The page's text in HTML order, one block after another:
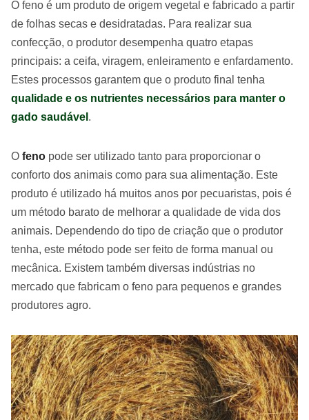
O feno é um produto de origem vegetal e fabricado a partir
de folhas secas e desidratadas. Para realizar sua
confecção, o produtor desempenha quatro etapas
principais: a ceifa, viragem, enleiramento e enfardamento.
Estes processos garantem que o produto final tenha
qualidade e os nutrientes necessários para manter o
gado saudável .
O feno pode ser utilizado tanto para proporcionar o
conforto dos animais como para sua alimentação. Este
produto é utilizado há muitos anos por pecuaristas, pois é
um método barato de melhorar a qualidade de vida dos
animais. Dependendo do tipo de criação que o produtor
tenha, este método pode ser feito de forma manual ou
mecânica. Existem também diversas indústrias no
mercado que fabricam o feno para pequenos e grandes
produtores agro.